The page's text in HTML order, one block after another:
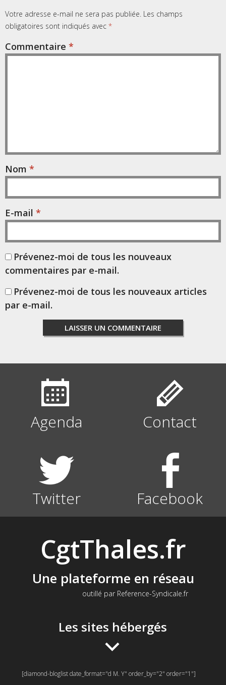
Votre adresse e-mail ne sera pas publiée. Les champs
obligatoires sont indiqués avec *
Commentaire *
Nom *
E-mail *
Prévenez-moi de tous les nouveaux
commentaires par e-mail.
Prévenez-moi de tous les nouveaux articles
par e-mail.
Agenda Contact
Twitter Facebook
CgtThales.fr
Une plateforme en réseau
outillé par Reference-Syndicale.fr
Les sites hébergés
[diamond-bloglist date_format="d M. Y" order_by="2" order="1"]